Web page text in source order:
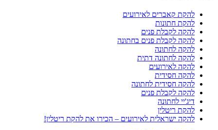
להקת קאברים לאירועים
להקת חתונות
להקה לקבלת פנים
להקה לקבלת פנים בחתונה
להקה לחתונה
להקה לחתונה דתית
להקה לאירועים
להקה חסידית
להקה חסידית לחתונה
להקה לקבלת פנים
דיג'יי לחתונה
להקת ריטלין
להקה ישראלית לאירועים – הכירו את להקת ריטלין!